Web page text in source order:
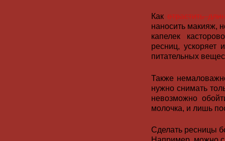
Какотрастить
наносить макияж,
капелек
ресниц, ускоряет
питательных
Также
нужно снимать
невозможно
молочка, и лишь
Сделать ресницы